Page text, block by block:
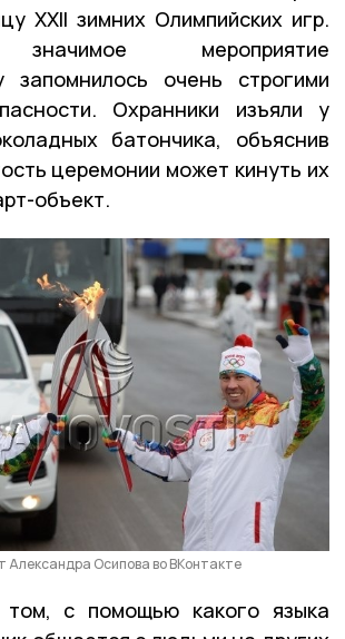
XXII зимних Олимпийских игр.
мероприятие
запомнилось очень строгими
Охранники изъяли у
батончика, объяснив
церемонии может кинуть их
объект.
Александра Осипова во ВКонтакте
с помощью какого языка